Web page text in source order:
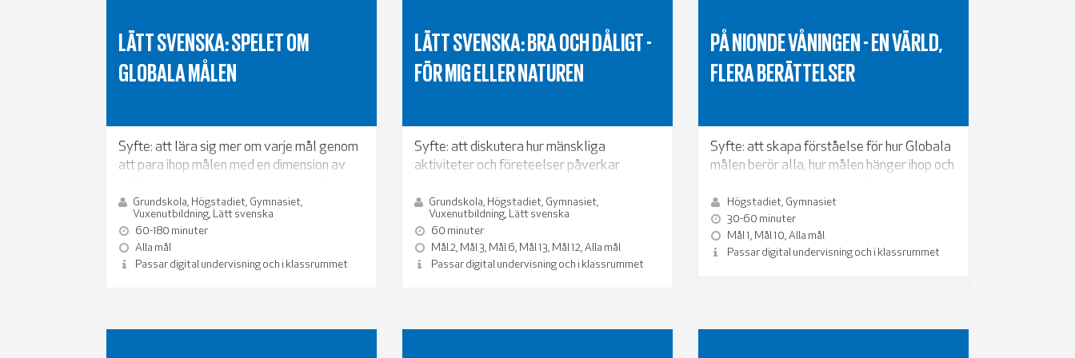
LÄTT SVENSKA: SPELET OM
GLOBALA MÅLEN
Syfte: att lära sig mer om varje mål genom
att para ihop målen med en dimension av
åsikt.Grundskola, Högstadiet, Gymnasiet,
Vuxenutbildning, Lätt svenska
60-180 minuter
Alla mål
Passar digital undervisning och i klassrummet
LÄTT SVENSKA: BRA OCH DÅLIGT -
FÖR MIG ELLER NATUREN
Syfte: att diskutera hur mänskliga
aktiviteter och företeelser påverkar
dessa är för människan i relation till hur de
påverkar naturen.
Grundskola, Högstadiet, Gymnasiet,
Vuxenutbildning, Lätt svenska
60 minuter
Mål 2, Mål 3, Mål 6, Mål 13, Mål 12, Alla mål
Passar digital undervisning och i klassrummet
PÅ NIONDE VÅNINGEN - EN VÄRLD,
FLERA BERÄTTELSER
Syfte: att skapa förståelse för hur Globala
målen berör alla, hur målen hänger ihop och
Högstadiet, Gymnasiet
30-60 minuter
Mål 1, Mål 10, Alla mål
Passar digital undervisning och i klassrummet